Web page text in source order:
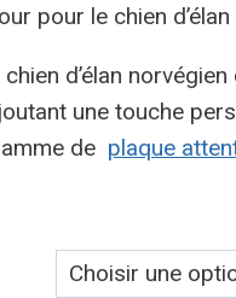
pour le chien d’élan
d’élan
une touche
de plaque